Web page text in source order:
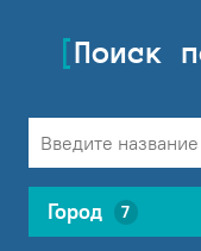
Поиск
Город 7